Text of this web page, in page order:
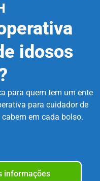
idosos
para quem tem um ente
para cuidador de
em cada bolso.
informações